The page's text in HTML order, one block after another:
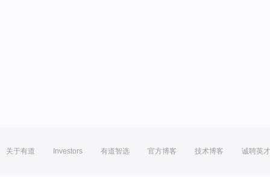
关于有道 Investors 有道智选 官方博客 技术博客 诚聘英才